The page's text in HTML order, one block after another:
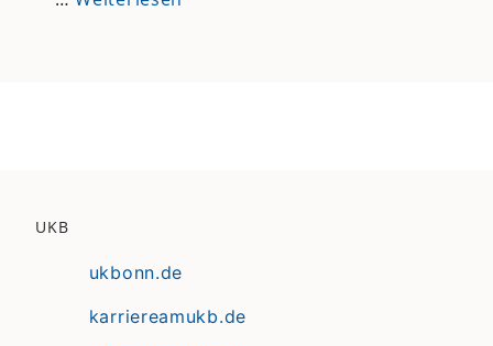
UKB
ukbonn.de
karriereamukb.de